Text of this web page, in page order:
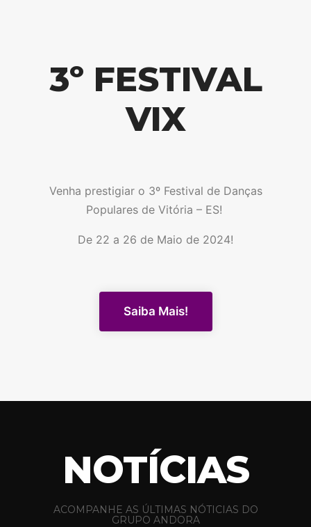
3º FESTIVAL
VIX
Venha prestigiar o 3º Festival de Danças
Populares de Vitória – ES!
De 22 a 26 de Maio de 2024!
Saiba Mais!
NOTÍCIAS
ACOMPANHE AS ÚLTIMAS NÓTICIAS DO
GRUPO ANDORA